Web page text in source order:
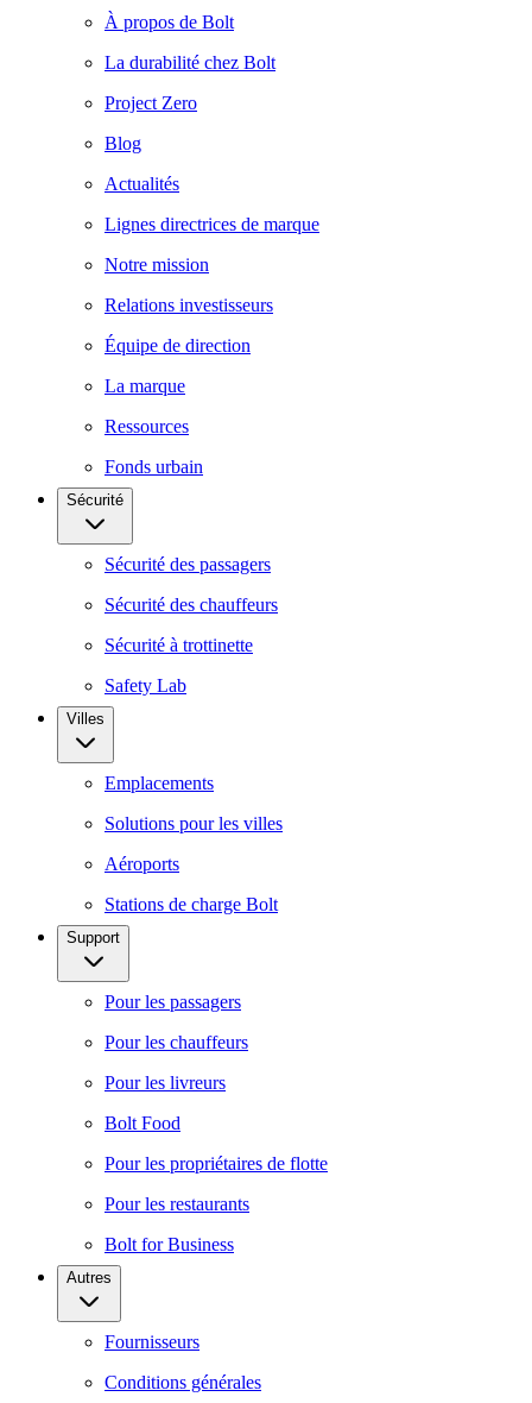
À propos de Bolt
La durabilité chez Bolt
Project Zero
Blog
Actualités
Lignes directrices de marque
Notre mission
Relations investisseurs
Équipe de direction
La marque
Ressources
Fonds urbain
Sécurité
Sécurité des passagers
Sécurité des chauffeurs
Sécurité à trottinette
Safety Lab
Villes
Emplacements
Solutions pour les villes
Aéroports
Stations de charge Bolt
Support
Pour les passagers
Pour les chauffeurs
Pour les livreurs
Bolt Food
Pour les propriétaires de flotte
Pour les restaurants
Bolt for Business
Autres
Fournisseurs
Conditions générales